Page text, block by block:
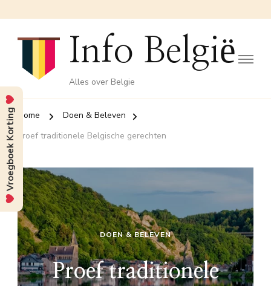
Info België
Alles over Belgie
Home
Doen & Beleven
Proef traditionele Belgische gerechten
DOEN & BELEVEN
Proef traditionele
Vroegboek Korting